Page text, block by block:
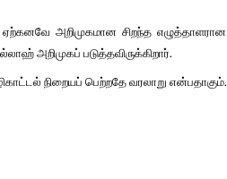
அறிமுகமான சிறந்த
அறிமுகப் படுத்தவிருக்கிறார்.
நிறையப் பெற்றதே வரலாறு என்பதாகும்.